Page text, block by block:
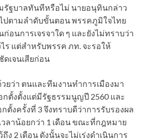
รัฐบาลทันทีหรือไม่ นายอนุทินกล่าว
ปตามลำดับขั้นตอน พรรคภูมิใจไทย
อนการเจรจาใด ๆ และยังไม่ทราบว่า
ร แต่สำหรับพรรค ภท. จะรอให้
เจนเสียก่อน
ยว่า ตนและทีมงานทำการเมืองมา
กตั้งตั้งแต่มีรัฐธรรมนูญปี 2560 และ
ตั้งครั้งที่ 3 จึงทราบดีว่าการรับรองผล
วลาน้อยกว่า 1 เดือน ขณะที่กฎหมาย
ง 2 เดือน ดังนั้นจะไม่เร่งดำเนินการ